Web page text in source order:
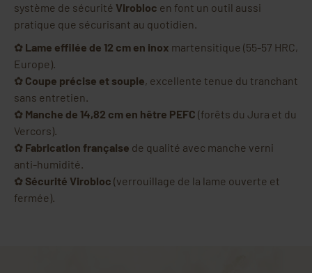
système de sécurité Virobloc en font un outil aussi
pratique que sécurisant au quotidien.
✿ Lame effilée de 12 cm en inox martensitique (55-57 HRC,
Europe).
✿ Coupe précise et souple, excellente tenue du tranchant
sans entretien.
✿ Manche de 14,82 cm en hêtre PEFC (forêts du Jura et du
Vercors).
✿ Fabrication française de qualité avec manche verni
anti-humidité.
✿ Sécurité Virobloc (verrouillage de la lame ouverte et
fermée).